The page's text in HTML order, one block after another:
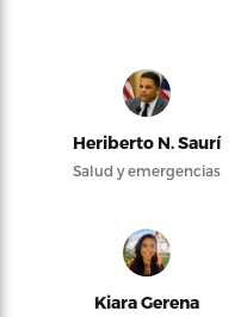
Heriberto N. Saurí
Salud y emergencias
Kiara Gerena